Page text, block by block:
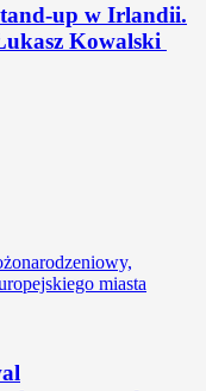
up w Irlandii.
Kowalski